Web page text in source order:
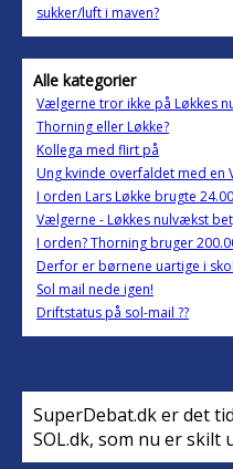
sukker/luft i maven?
Alle kategorier
Vælgerne tror ikke på Løkkes
Thorning eller Løkke?
Kollega med flirt på
Ung kvinde overfaldet med en
I orden Lars Løkke brugte
Vælgerne - Løkkes nulvækst
I orden? Thorning bruger
Derfor er børnene uartige i
Sol mail nede igen!
Driftstatus på sol-mail ??
SuperDebat.dk er det
SOL.dk, som nu er skilt